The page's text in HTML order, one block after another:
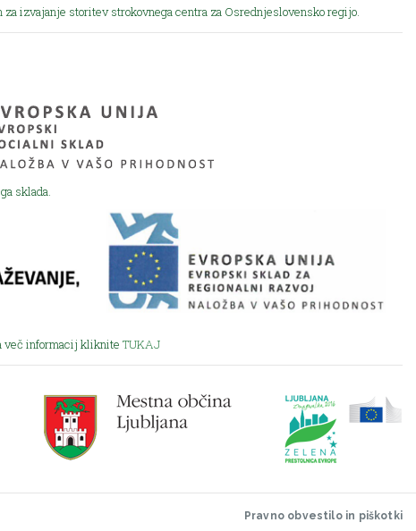
izvajanje storitev strokovnega centra za Osrednjeslovensko regijo.
sklada.
več informacij kliknite TUKAJ
Pravno obvestilo in piškotki